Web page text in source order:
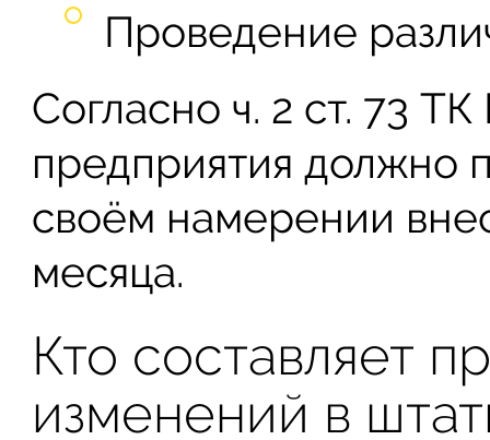
Проведение
Согласно ч. 2 ст. 73
предприятия должно
своём намерении
месяца.
Кто составляет
изменений в